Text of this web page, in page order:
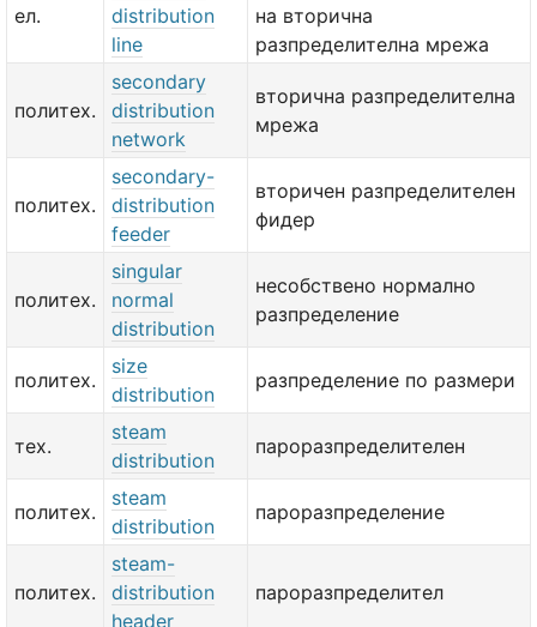
ел.
distribution
line
на вторична
разпределителна мрежа
политех.
secondary
distribution
network
вторична разпределителна
мрежа
политех.
secondary-
distribution
feeder
вторичен разпределителен
фидер
политех.
singular
normal
distribution
несобствено нормално
разпределение
политех.
size
distribution
разпределение по размери
тех.
steam
distribution
пароразпределителен
политех.
steam
distribution
пароразпределение
политех.
steam-
distribution
header
пароразпределител